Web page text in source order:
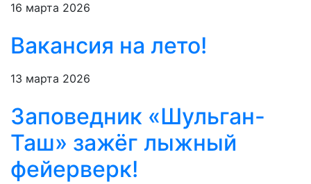
16 марта 2026
Вакансия на лето!
13 марта 2026
Заповедник «Шульган-
Таш» зажёг лыжный
фейерверк!